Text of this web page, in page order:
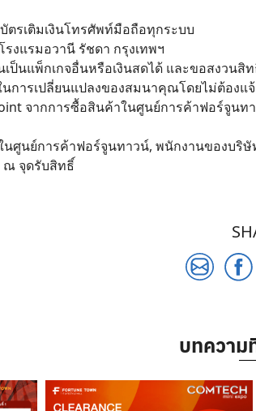
ตรเติมเงินโทรศัพท์มือถือทุกระบบ
รงแรมอวานี รัชดา กรุงเทพฯ
ป็นแพ็กเกจอื่นหรือเงินสดได้ และขอสงวน
ารเปลี่ยนแปลงของสมนาคุณโดยไม่ต้องแ
จากการซื้อสินค้าในศูนย์การค้าฟอร์จูนท
ศูนย์การค้าฟอร์จูนทาวน์, พนักงานของบริ
ณ จุดรับสิทธิ์
บทความ